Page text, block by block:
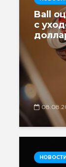
Ball
с